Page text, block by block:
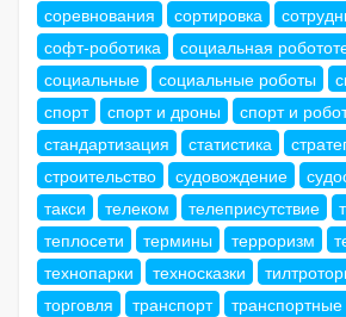
соревнования
сортировка
софт-роботика
социальная
социальные
социальные роботы
спорт
спорт и дроны спорт и
стандартизация
статистика
строительство
судовождение
такси
телеком телеприсутствие
теплосети
термины терроризм
технопарки
техносказки
торговля
транспорт